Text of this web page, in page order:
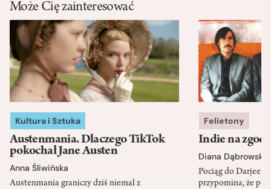
Może Cię zainteresować
Kultura i Sztuka
Austenmania. Dlaczego TikTok
pokochał Jane Austen
Anna Śliwińska
Austenmania graniczy dziś niemal z
Felietony
Indie na
Diana Dąbrowska
Pociąg do
przypomina, że